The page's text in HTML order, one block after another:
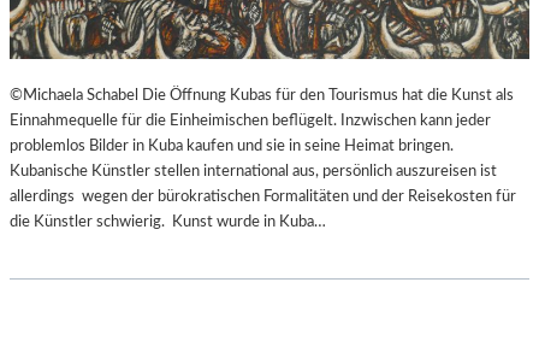
©Michaela Schabel Die Öffnung Kubas für den Tourismus hat die Kunst als
Einnahmequelle für die Einheimischen beflügelt. Inzwischen kann jeder
problemlos Bilder in Kuba kaufen und sie in seine Heimat bringen.
Kubanische Künstler stellen international aus, persönlich auszureisen ist
allerdings wegen der bürokratischen Formalitäten und der Reisekosten für
die Künstler schwierig. Kunst wurde in Kuba…